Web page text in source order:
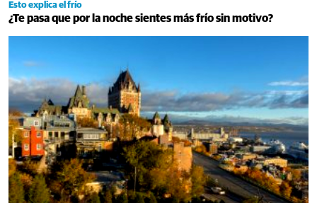
Esto explica el frío
¿Te pasa que por la noche sientes más frío sin motivo?